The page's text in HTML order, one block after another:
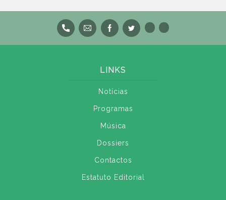
LINKS
Notícias
Programas
Música
Dossiers
Contactos
Estatuto Editorial